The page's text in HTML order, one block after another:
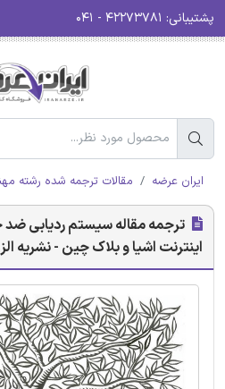
پشتیبانی:
ایران عرضه مقالات ترجمه شده رشته
ترجمه مقاله سیستم ردیابی
اینترنت اشیا و بلاک چین - نشریه